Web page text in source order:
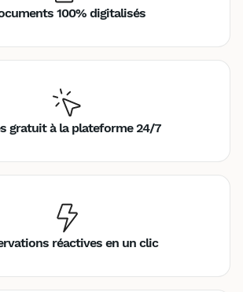
100% digitalisés
gratuit à la plateforme 24/7
réactives en un clic